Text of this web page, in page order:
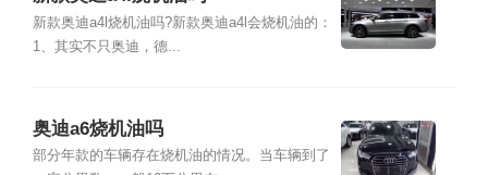
新款奥迪a4l烧机油吗?新款奥迪a4l会烧机油的：
1、其实不只奥迪，德...
奥迪a6烧机油吗
部分年款的车辆存在烧机油的情况。当车辆到了